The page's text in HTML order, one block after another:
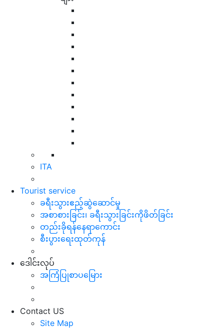
ITA
Tourist service
ခရီးသွားဧည့်ဆွဲဆောင်မှု
အစာစားခြင်း၊ ခရီးသွားခြင်းကိုဖိတ်ခြင်း
တည်းခိုရန်နေရာကောင်း
စီးပွားရေးထုတ်ကုန်
ဒေါင်းလုပ်
အကြံပြုစာပမြေား
Contact US
Site Map